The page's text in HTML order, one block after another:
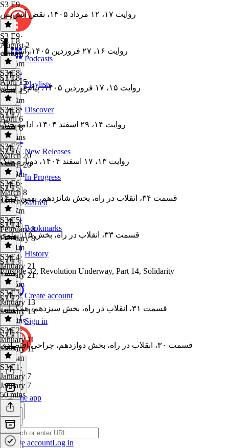
Podcasts
Playlists
Discover
New Releases
In Progress
Starred
Bookmarks
History
Create account
Sign in
Get the app
Create accountLog in
S3 E9
روایت ۱۷، ۱۲ مرداد ۱۴۰۵، نقض آتش‌بس
S3 E9·
August 2
August 2
1h 35m
S3 E8
روایت ۱۶، ۲۷ فروردین ۱۴۰۵، آتش‌بس
S3 E8·
April 15
April 15
1h 24m
S3 E8
روایت ۱۵، ۱۷ فروردین ۱۴۰۵، پیام از ایران
S3 E8·
April 6
April 6
40 mins
S3 E7
روایت ۱۴، ۲۹ اسفند ۱۴۰۴، ادامه جنگ
S3 E7·
March 20
March 20
1h 29m
S3 E6
روایت ۱۳، ۱۷ اسفند ۱۴۰۴، دوباره جنگ
S3 E6·
March 8
March 8
1h 27m
S3 E5
قسمت ۳۴، انقلاب در راه، بخش شانزدهم، بهمن ۱۴۰۴
S3 E5·
February 8
February 8
1h 41m
S3 E4
قسمت ۳۳، انقلاب در راه، بخش ۱۵، پهلوی
S3 E4·
January 21
January 21
1h 55m
S3 E3
Episode 32, Revolution Underway, Part 14, Solidarity
S3 E3·
January 13
January 13
29 mins
S3 E2
قسمت ۳۱، انقلاب در راه، بخش سیزدهم، همگرایی
S3 E2·
January 11
January 11
1h 11m
S3 E1
قسمت ۳۰، انقلاب در راه، بخش دوازدهم، جراحی اقتصادی
S3 E1 ·
January 7
January 7
50 mins